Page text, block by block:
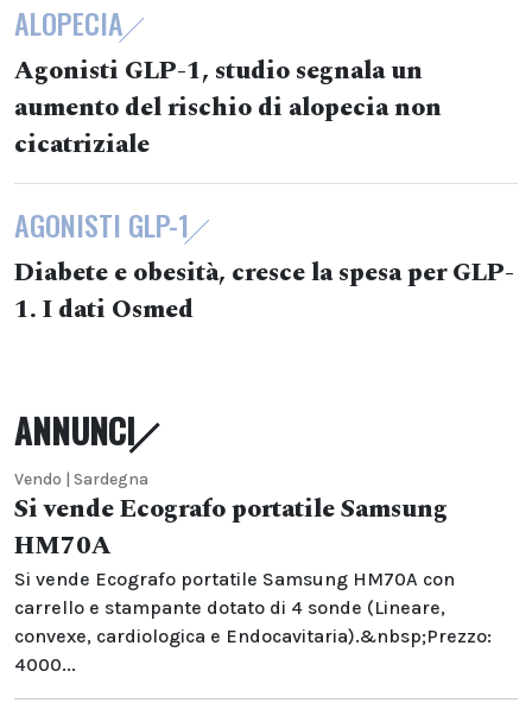
ALOPECIA
Agonisti GLP-1, studio segnala un
aumento del rischio di alopecia non
cicatriziale
AGONISTI GLP-1
Diabete e obesità, cresce la spesa per GLP-
1. I dati Osmed
ANNUNCI
Vendo | Sardegna
Si vende Ecografo portatile Samsung
HM70A
Si vende Ecografo portatile Samsung HM70A con
carrello e stampante dotato di 4 sonde (Lineare,
convexe, cardiologica e Endocavitaria).&nbsp;Prezzo:
4000...